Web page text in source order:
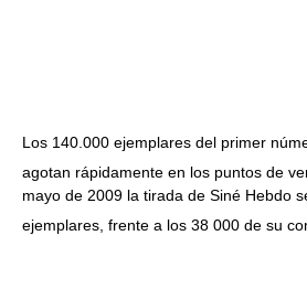
Los 140.000 ejemplares del primer
agotan rápidamente en los puntos de
mayo de 2009 la tirada de Siné Hebdo
ejemplares, frente a los 38 000 de su